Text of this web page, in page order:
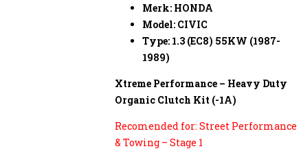
Merk: HONDA
Model: CIVIC
Type: 1.3 (EC8) 55KW (1987-
1989)
Xtreme Performance – Heavy Duty
Organic Clutch Kit (-1A)
Recomended for: Street Performance
& Towing – Stage 1